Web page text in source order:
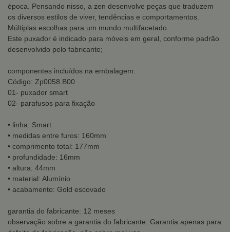
época. Pensando nisso, a zen desenvolve peças que traduzem
os diversos estilos de viver, tendências e comportamentos.
Múltiplas escolhas para um mundo multifacetado.
Este puxador é indicado para móveis em geral, conforme padrão
desenvolvido pelo fabricante;
componentes incluídos na embalagem:
Código: Zp0058.B00
01- puxador smart
02- parafusos para fixação
• linha: Smart
• medidas entre furos: 160mm
• comprimento total: 177mm
• profundidade: 16mm
• altura: 44mm
• material: Alumínio
• acabamento: Gold escovado
garantia do fabricante: 12 meses
observação sobre a garantia do fabricante: Garantia apenas para